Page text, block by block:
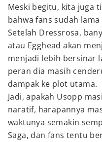
Meski begitu, kita juga
bahwa fans sudah
Setelah Dressrosa,
atau Egghead akan
menjadi lebih bersinar
peran dia masih
dampak ke plot utama.
Jadi, apakah Usopp
naratif, harapannya
waktunya semakin
Saga, dan fans tentu